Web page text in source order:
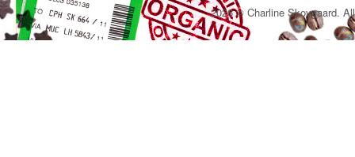
2026 © Charline Skovgaard.